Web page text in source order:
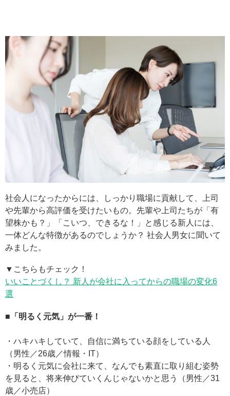
社会人になったからには、しっかり職場に貢献して、上司
や先輩から高評価を受けたいもの。先輩や上司たちが「有
望株かも？」「こいつ、できるな！」と感じる新人には、
一体どんな特徴があるのでしょうか？ 社会人男女に聞いて
みました。
▼こちらもチェック！
いいことづくし？ 新人が会社に入ってからの職場の変化6
選
■「明るく元気」が一番！
・ハキハキしていて、自信に満ちている顔をしている人
（男性／26歳／情報・IT）
・明るく元気に会社に来て、なんでも素直に取り組む姿勢
を見ると、将来伸びていくんじゃないかと思う（男性／31
歳／小売店）